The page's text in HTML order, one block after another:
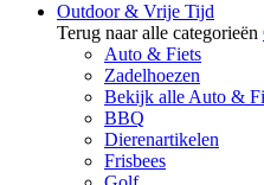
Outdoor & Vrije Tijd
Terug naar alle categorieën
Auto & Fiets
Zadelhoezen
Bekijk alle Auto &
BBQ
Dierenartikelen
Frisbees